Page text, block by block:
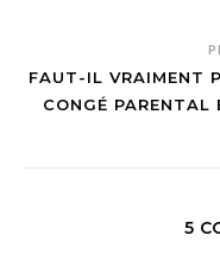
FAUT-IL VRAIMENT
CONGÉ PARENTAL
5